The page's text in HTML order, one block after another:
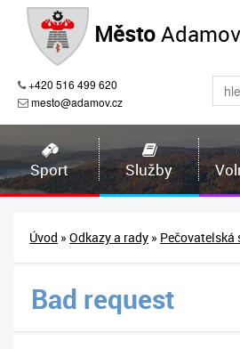
MěstoAdamov
+420 516 499 620
mesto@adamov.cz
Sport Služby
Úvod » Odkazy a rady » Pečovatelská
Bad request